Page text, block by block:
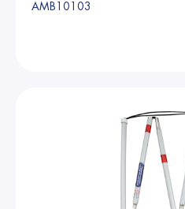
AMB10103